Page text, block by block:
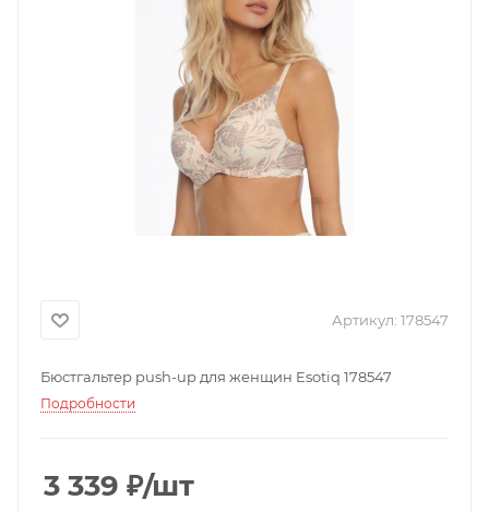
Артикул: 178547
Бюстгальтер push-up для женщин Esotiq 178547
Подробности
3 339 ₽/шт